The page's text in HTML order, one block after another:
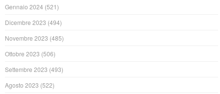
Gennaio 2024 (521)
Dicembre 2023 (494)
Novembre 2023 (485)
Ottobre 2023 (506)
Settembre 2023 (493)
Agosto 2023 (522)